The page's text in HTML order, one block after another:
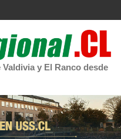
y El Ranco desde